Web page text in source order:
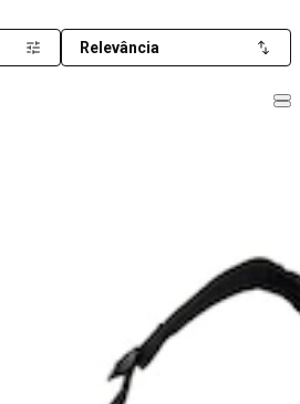
Relevância